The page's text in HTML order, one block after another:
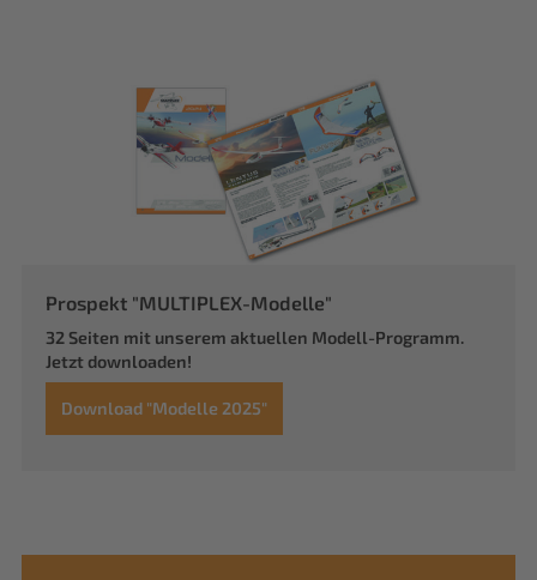
Prospekt "MULTIPLEX-Modelle"
32 Seiten mit unserem aktuellen Modell-Programm.
Jetzt downloaden!
Download "Modelle 2025"